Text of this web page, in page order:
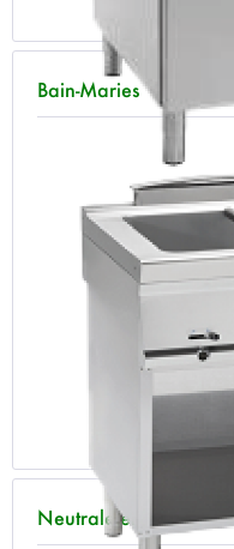
Bain-Maries
Neutralelemente